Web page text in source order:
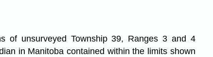
of unsurveyed Township 39, Ranges 3 and 4
in Manitoba contained within the limits shown